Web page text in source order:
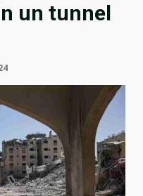
un tunnel